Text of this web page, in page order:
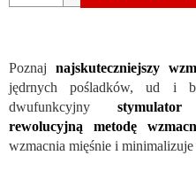
Poznajnajskuteczniejszy
jędrnych pośladków, ud i
dwufunkcyjny
rewolucyjną metodę
wzmacnia mięśnie i